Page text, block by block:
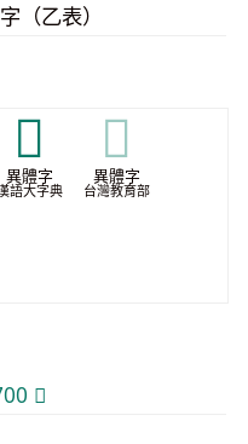
（乙表）
𪁧
異體字
語大字典
𪁧
異體字
台灣教育部
𫜀